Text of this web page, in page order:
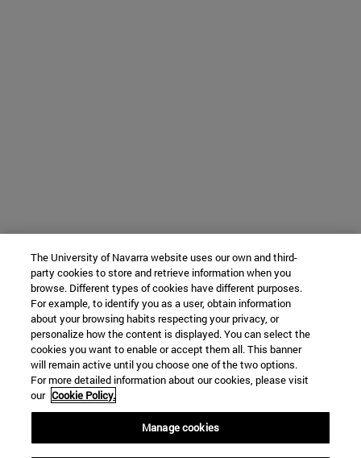
The University of Navarra website uses our own and third-
party cookies to store and retrieve information when you
browse. Different types of cookies have different purposes.
For example, to identify you as a user, obtain information
about your browsing habits respecting your privacy, or
personalize how the content is displayed. You can select the
cookies you want to enable or accept them all. This banner
will remain active until you choose one of the two options.
For more detailed information about our cookies, please visit
our Cookie Policy.
Manage cookies